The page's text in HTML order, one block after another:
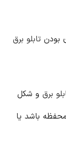
بودن تابلو برق
برق و شکل
باشد یا